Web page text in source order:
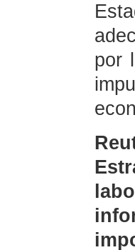
por